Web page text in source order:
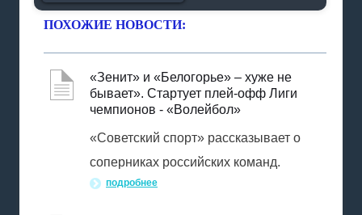
ПОХОЖИЕ НОВОСТИ:
«Зенит» и «Белогорье» – хуже не
бывает». Стартует плей-офф Лиги
чемпионов - «Волейбол»
«Советский спорт» рассказывает о
соперниках российских команд.
подробнее